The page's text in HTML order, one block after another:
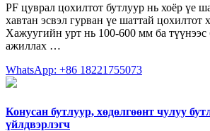
PF цуврал цохилтот бутлуур нь хоёр үе
хавтан эсвэл гурван үе шаттай цохилтот
Хажуугийн урт нь 100-600 мм ба түүнээс
ажиллах …
WhatsApp: +86 18221755073
Конусан бутлуур, хөдөлгөөнт чулуу
үйлдвэрлэгч